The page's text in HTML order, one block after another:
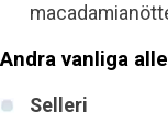
Andra vanliga
Selleri